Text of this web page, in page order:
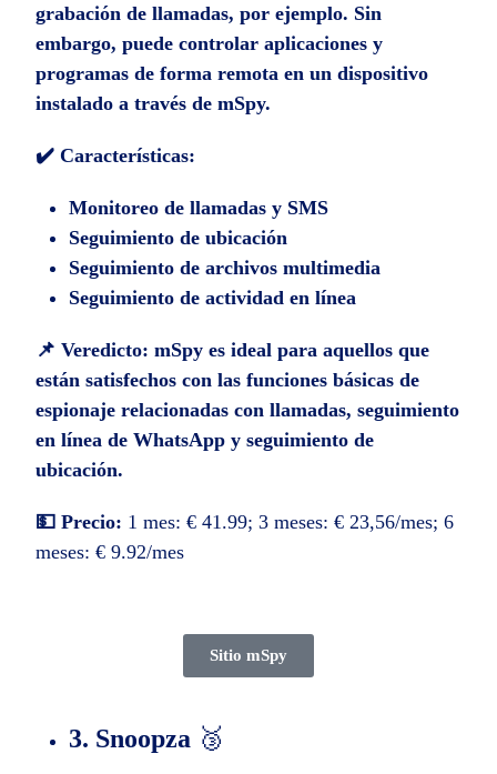
grabación de llamadas, por ejemplo. Sin
embargo, puede controlar aplicaciones y
programas de forma remota en un dispositivo
instalado a través de mSpy.
✔️ Características:
Monitoreo de llamadas y SMS
Seguimiento de ubicación
Seguimiento de archivos multimedia
Seguimiento de actividad en línea
📌 Veredicto: mSpy es ideal para aquellos que
están satisfechos con las funciones básicas de
espionaje relacionadas con llamadas, seguimiento
en línea de WhatsApp y seguimiento de
ubicación.
💵 Precio: 1 mes: € 41.99; 3 meses: € 23,56/mes; 6
meses: € 9.92/mes
Sitio mSpy
3. Snoopza 🥉